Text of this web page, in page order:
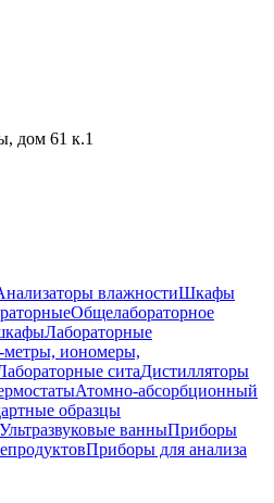
дом 61 к.1
влажностиШкафы
Общелабораторное
Лабораторные
метры, иономеры,
ситаДистилляторы
Атомно-абсорбционный
образцы
Ультразвуковые ванныПриборы
Приборы для анализа